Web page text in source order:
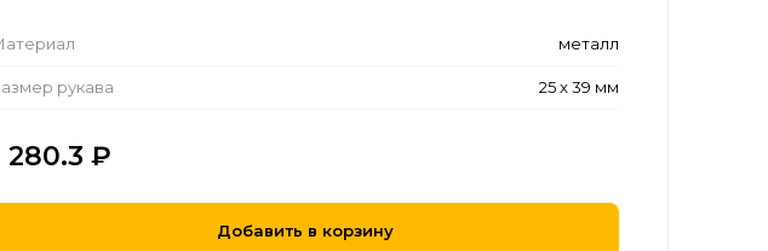
металл
рукава 25 x 39 мм
280.3 ₽
Добавить в корзину